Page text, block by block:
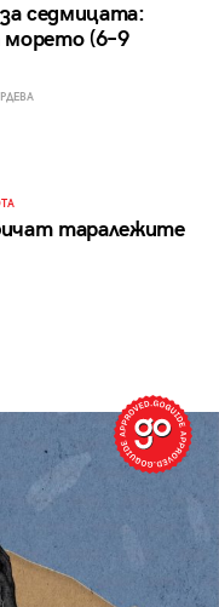
седмицата:
морето (6–9
таралежите